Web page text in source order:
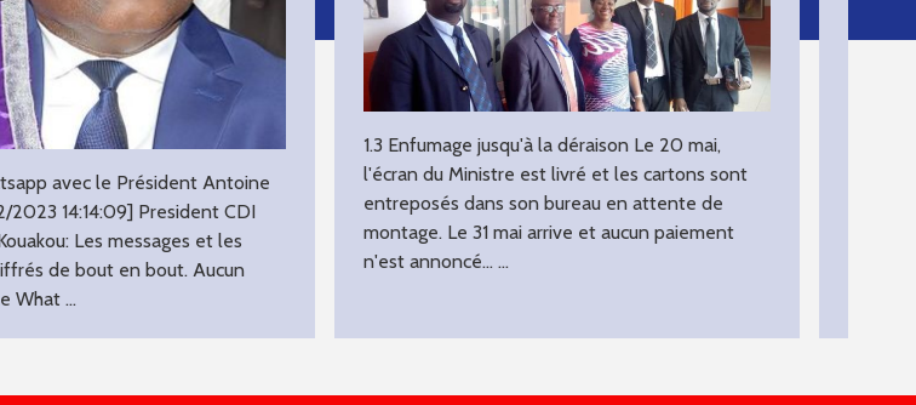
avec le Président Antoine
2023 14:14:09] President CDI
‎Les messages et les
de bout en bout. Aucun
What ...
1.3 Enfumage jusqu'à la déraison Le 20 mai,
l'écran du Ministre est livré et les cartons sont
entreposés dans son bureau en attente de
montage. Le 31 mai arrive et aucun paiement
n'est annoncé... ...